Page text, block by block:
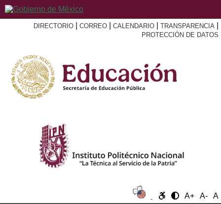
DIRECTORIO CORREO CALENDARIO TRANSPARENCIA
PROTECCIÓN DE DATOS
A+ A- A